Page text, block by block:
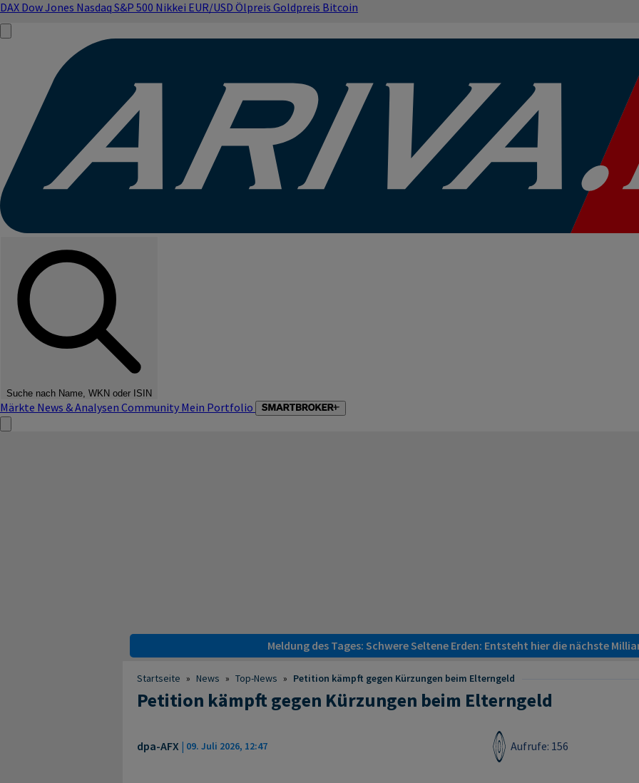
DAX Dow Jones Nasdaq S&P 500 Nikkei EUR/USD Ölpreis Goldpreis Bitcoin
Suche nach Name, WKN oder ISIN
Märkte News & Analysen Community Mein Portfolio
Meldung des Tages: Schwere Seltene Erden: Entsteht hier die nächste
Startseite » News » Top-News » Petition kämpft gegen Kürzungen beim Elterngeld
Petition kämpft gegen Kürzungen beim Elterngeld
dpa-AFX | 09. Juli 2026, 12:47 Aufrufe: 156